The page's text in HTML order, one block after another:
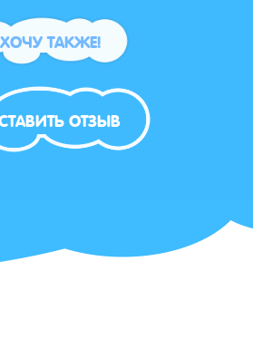
ХОЧУ ТАКЖЕ!
ОТЗЫВ